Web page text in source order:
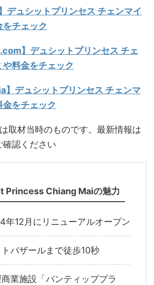
ュシットプリンセス チェンマイ
チェック
】デュシットプリンセス チェ
料金をチェック
デュシットプリンセス チェンマ
をチェック
取材当時のものです。最新情報は
認ください
Princess Chiang Maiの魅力
年12月にリニューアルオープン
バザールまで徒歩10秒
業施設「バンティッププラ